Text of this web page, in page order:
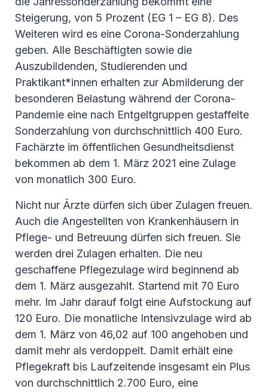
Steigerung, von 5 Prozent (EG 1 – EG 8). Des
Weiteren wird es eine Corona-Sonderzahlung
geben. Alle Beschäftigten sowie die
Auszubildenden, Studierenden und
Praktikant*innen erhalten zur Abmilderung der
besonderen Belastung während der Corona-
Pandemie eine nach Entgeltgruppen gestaffelte
Sonderzahlung von durchschnittlich 400 Euro.
Fachärzte im öffentlichen Gesundheitsdienst
bekommen ab dem 1. März 2021 eine Zulage
von monatlich 300 Euro.
Nicht nur Ärzte dürfen sich über Zulagen freuen.
Auch die Angestellten von Krankenhäusern in
Pflege- und Betreuung dürfen sich freuen. Sie
werden drei Zulagen erhalten. Die neu
geschaffene Pflegezulage wird beginnend ab
dem 1. März ausgezahlt. Startend mit 70 Euro
mehr. Im Jahr darauf folgt eine Aufstockung auf
120 Euro. Die monatliche Intensivzulage wird ab
dem 1. März von 46,02 auf 100 angehoben und
damit mehr als verdoppelt. Damit erhält eine
Pflegekraft bis Laufzeitende insgesamt ein Plus
von durchschnittlich 2.700 Euro, eine